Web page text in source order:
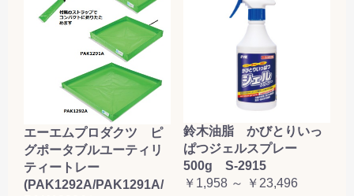
エーエムプロダクツ ピ
グポータブルユーティリ
ティートレー
(PAK1292A/PAK1291A/
鈴木油脂 かびとりいっ
ぱつジェルスプレー
500g S-2915
￥1,958 ～ ￥23,496